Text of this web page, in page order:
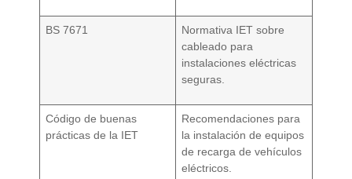
BS 7671
Normativa IET sobre
cableado para
instalaciones eléctricas
seguras.
Código de buenas
prácticas de la IET
Recomendaciones para
la instalación de equipos
de recarga de vehículos
eléctricos.